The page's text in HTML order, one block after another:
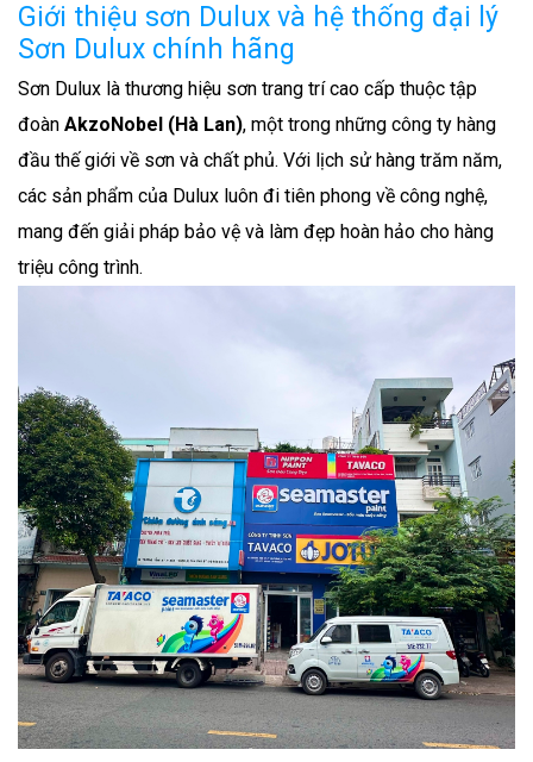
Giới thiệu sơn Dulux và hệ thống đại lý
Sơn Dulux chính hãng
Sơn Dulux là thương hiệu sơn trang trí cao cấp thuộc tập
đoàn AkzoNobel (Hà Lan), một trong những công ty hàng
đầu thế giới về sơn và chất phủ. Với lịch sử hàng trăm năm,
các sản phẩm của Dulux luôn đi tiên phong về công nghệ,
mang đến giải pháp bảo vệ và làm đẹp hoàn hảo cho hàng
triệu công trình.